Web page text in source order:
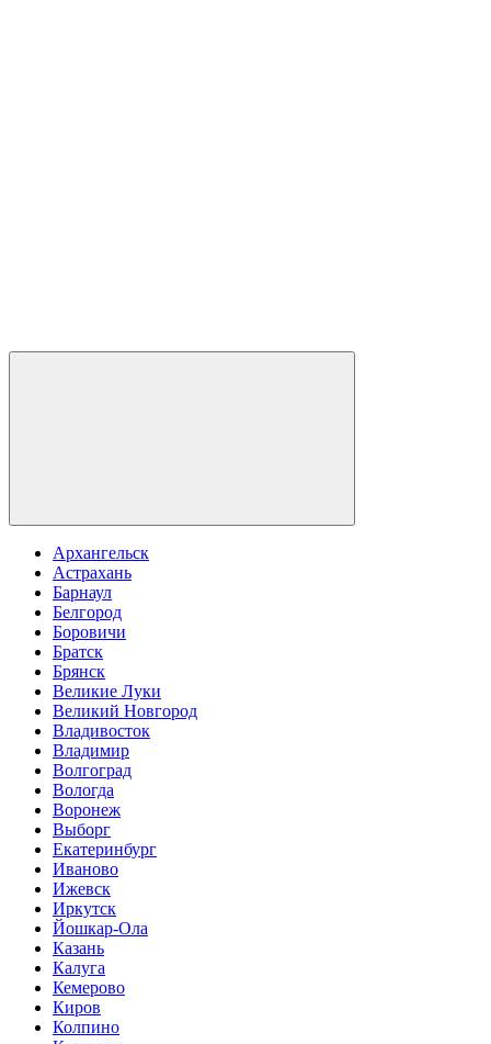
Архангельск
Астрахань
Барнаул
Белгород
Боровичи
Братск
Брянск
Великие Луки
Великий Новгород
Владивосток
Владимир
Волгоград
Вологда
Воронеж
Выборг
Екатеринбург
Иваново
Ижевск
Иркутск
Йошкар-Ола
Казань
Калуга
Кемерово
Киров
Колпино